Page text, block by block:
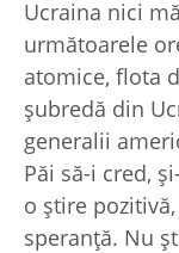
Ucraina nici
următoarele
atomice, flota
şubredă din
generalii
Păi să-i cred,
o ştire
speranţă. Nu